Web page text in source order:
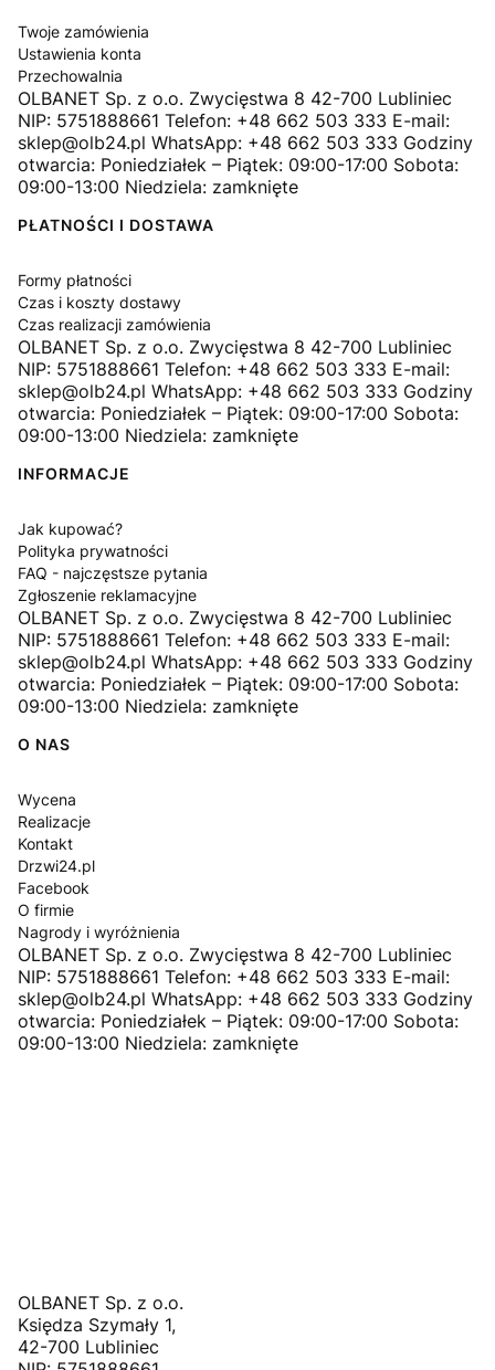
Twoje zamówienia
Ustawienia konta
Przechowalnia
OLBANET Sp. z o.o. Zwycięstwa 8 42-700 Lubliniec
NIP: 5751888661 Telefon: +48 662 503 333 E-mail:
sklep@olb24.pl WhatsApp: +48 662 503 333 Godziny
otwarcia: Poniedziałek – Piątek: 09:00-17:00 Sobota:
09:00-13:00 Niedziela: zamknięte
PŁATNOŚCI I DOSTAWA
Formy płatności
Czas i koszty dostawy
Czas realizacji zamówienia
OLBANET Sp. z o.o. Zwycięstwa 8 42-700 Lubliniec
NIP: 5751888661 Telefon: +48 662 503 333 E-mail:
sklep@olb24.pl WhatsApp: +48 662 503 333 Godziny
otwarcia: Poniedziałek – Piątek: 09:00-17:00 Sobota:
09:00-13:00 Niedziela: zamknięte
INFORMACJE
Jak kupować?
Polityka prywatności
FAQ - najczęstsze pytania
Zgłoszenie reklamacyjne
OLBANET Sp. z o.o. Zwycięstwa 8 42-700 Lubliniec
NIP: 5751888661 Telefon: +48 662 503 333 E-mail:
sklep@olb24.pl WhatsApp: +48 662 503 333 Godziny
otwarcia: Poniedziałek – Piątek: 09:00-17:00 Sobota:
09:00-13:00 Niedziela: zamknięte
O NAS
Wycena
Realizacje
Kontakt
Drzwi24.pl
Facebook
O firmie
Nagrody i wyróżnienia
OLBANET Sp. z o.o. Zwycięstwa 8 42-700 Lubliniec
NIP: 5751888661 Telefon: +48 662 503 333 E-mail:
sklep@olb24.pl WhatsApp: +48 662 503 333 Godziny
otwarcia: Poniedziałek – Piątek: 09:00-17:00 Sobota:
09:00-13:00 Niedziela: zamknięte
OLBANET Sp. z o.o.
Księdza Szymały 1,
42-700 Lubliniec